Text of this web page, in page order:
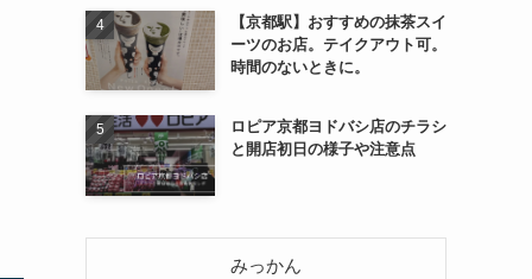
【京都駅】おすすめの抹茶スイ
ーツのお店。テイクアウト可。
時間のないときに。
ロピア京都ヨドバシ店のチラシ
と開店初日の様子や注意点
みっかん